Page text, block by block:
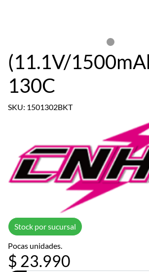
(11.1V/
130C
SKU: 1501302BKT
Stock por sucursal
Pocas unidades.
$ 23.990